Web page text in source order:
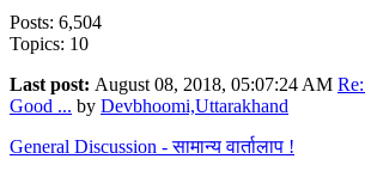
Posts: 6,504
Topics: 10
Last post: August 08, 2018, 05:07:24 AM
Good ... by Devbhoomi,Uttarakhand
General Discussion - सामान्य वार्तालाप !